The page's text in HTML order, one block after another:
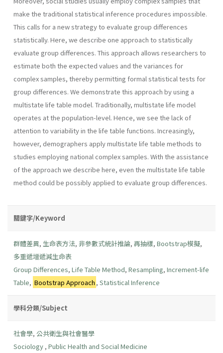
make the traditional statistical inference procedures impossible.
This calls for a new strategy to evaluate group differences
statistically. Here, we describe one approach to statistically
evaluate group differences. This approach allows researchers to
estimate both the expected values and the variances for
complex samples, thereby permitting formal statistical tests for
group differences. We demonstrate this approach by using a
multistate life table model. Traditionally, multistate life model
operates at the population-level. Hence, we see the lack of
attention to variability in the life table functions. Increasingly,
however, demographers apply multistate life table methods to
studies employing national complex samples. With the assistance
of the approach we describe here, even the multistate life table
method could be possibly applied to evaluate group differences.
關鍵字/Keyword
群體差異, 生命表方法, 非參數式統計推論, 再抽樣, Bootstrap模擬,
多重遞增遞減生命表
Group Differences, Life Table Method, Resampling, Increment-life
Table, Bootstrap Approach ,Statistical Inference
學科分類/Subject
社會學, 公共衛生與社會醫學
Sociology , Public Health and Social Medicine